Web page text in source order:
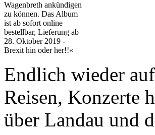
Wagenbreth ankündigen
zu können. Das Album
ist ab sofort online
bestellbar, Lieferung ab
28. Oktober 2019 -
Brexit hin oder her!!«
Endlich wieder
Reisen, Konzerte
über Landau und